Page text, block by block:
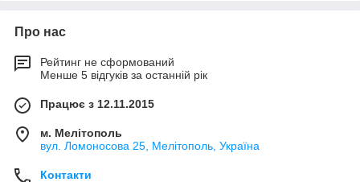
Про нас
Рейтинг не сформований
Менше 5 відгуків за останній рік
Працює з 12.11.2015
м. Мелітополь
вул. Ломоносова 25, Мелітополь, Україна
Контакти